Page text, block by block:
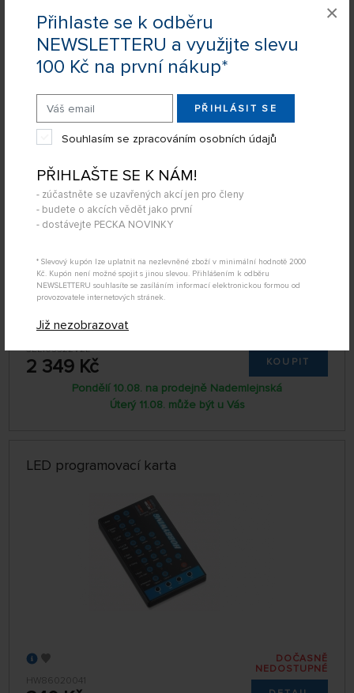
Přihlaste se k odběru
NEWSLETTERU a využijte slevu
100 Kč na první nákup*
PŘIHLÁSIT SE
Souhlasím se zpracováním osobních údajů
PŘIHLAŠTE SE K NÁM!
- zúčastněte se uzavřených akcí jen pro členy
- budete o akcích vědět jako první
- dostávejte PECKA NOVINKY
* Slevový kupón lze uplatnit na nezlevněné zboží v minimální hodnotě 2000
Kč. Kupón není možné spojit s jinou slevou. Přihlášením k odběru
NEWSLETTERU souhlasíte se zasíláním informací elektronickou formou od
provozovatele internetových stránek.
Již nezobrazovat
×
Zobrazit filtraci
jen skladem ABECEDNĚ
64 NA STRÁNCE
AXI 2814/20 V2 LONG střídavý motor
3EL105322V2L
2 349 Kč KOUPIT
Pondělí 10.08. na prodejně Nademlejnská
Úterý 11.08. může být u Vás
LED programovací karta
HW86020041
DOČASNĚ
NEDOSTUPNÉ